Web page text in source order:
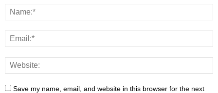
Save my name, email, and website in this browser for the next